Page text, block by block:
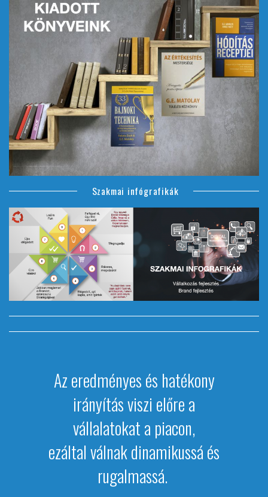
Szakmai infógrafikák
Az eredményes és hatékony
irányítás viszi előre a
vállalatokat a piacon,
ezáltal válnak dinamikussá és
rugalmassá.